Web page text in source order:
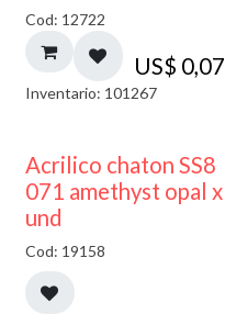
Cod: 12722
US$ 0,07
Inventario: 101267
50% DESCUENTO
Acrilico chaton SS8
071 amethyst opal x
und
Cod: 19158